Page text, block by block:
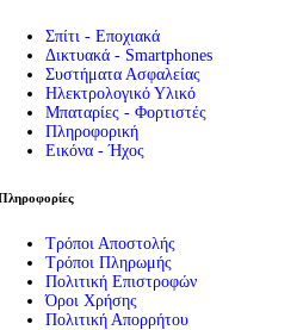
Σπίτι - Εποχιακά
Δικτυακά - Smartphones
Συστήματα Ασφαλείας
Ηλεκτρολογικό Υλικό
Μπαταρίες - Φορτιστές
Πληροφορική
Εικόνα - Ήχος
Τρόποι Αποστολής
Τρόποι Πληρωμής
Πολιτική Επιστροφών
Όροι Χρήσης
Πολιτική Απορρήτου